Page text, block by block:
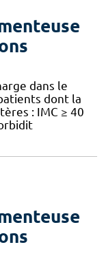
dans le
dont la
: IMC ≥ 40